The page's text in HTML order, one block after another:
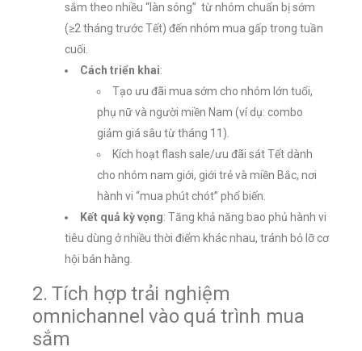
sắm theo nhiều “làn sóng” từ nhóm chuẩn bị sớm
(≥2 tháng trước Tết) đến nhóm mua gấp trong tuần
cuối.
Cách triển khai:
Tạo ưu đãi mua sớm cho nhóm lớn tuổi,
phụ nữ và người miền Nam (ví dụ: combo
giảm giá sâu từ tháng 11).
Kích hoạt flash sale/ưu đãi sát Tết dành
cho nhóm nam giới, giới trẻ và miền Bắc, nơi
hành vi “mua phút chót” phổ biến.
Kết quả kỳ vọng: Tăng khả năng bao phủ hành vi
tiêu dùng ở nhiều thời điểm khác nhau, tránh bỏ lỡ cơ
hội bán hàng.
2. Tích hợp trải nghiệm
omnichannel vào quá trình mua
sắm